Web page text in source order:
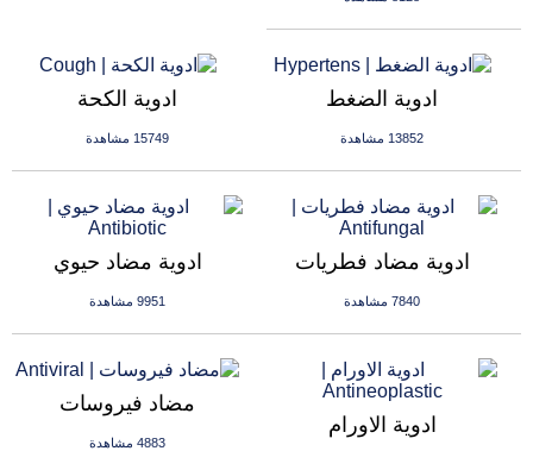
ادوية الكحة
15749 مشاهدة
ادوية الضغط
13852 مشاهدة
ادوية مضاد حيوي
9951 مشاهدة
ادوية مضاد فطريات
7840 مشاهدة
مضاد فيروسات
4883 مشاهدة
ادوية الاورام